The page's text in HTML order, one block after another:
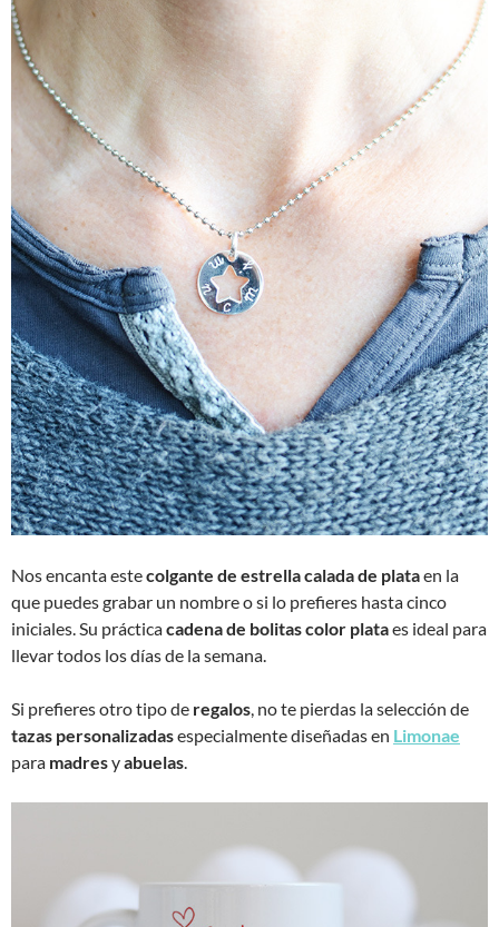
Nos encanta estecolgante de estrella calada de plataen la
que puedes grabar un nombre o si lo prefieres hasta cinco
iniciales. Su prácticacadena de bolitas color plataes ideal para
llevar todos los días de la semana.
Si prefieres otro tipo de regalos, no te pierdas la selección de
tazas personalizadasespecialmente diseñadas en Limonae
para madresyabuelas.